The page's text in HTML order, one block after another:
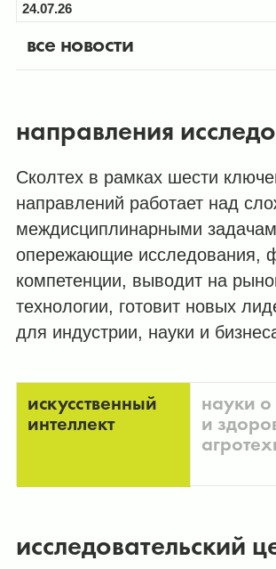
24.07.26
все новости
направления
Сколтех в рамках шести
направлений работает над
междисциплинарными
опережающие исследования,
компетенции, выводит на
технологии, готовит новых
для индустрии, науки и
искусственный
интеллект
науки
и
исследовательский